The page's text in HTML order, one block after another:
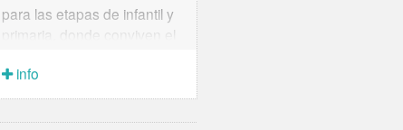
para las etapas de infantil y
primaria, donde conviven el
inglés. En MOMO los niños
y los adultos vivimos y
somos, reímos, lloramos,
info